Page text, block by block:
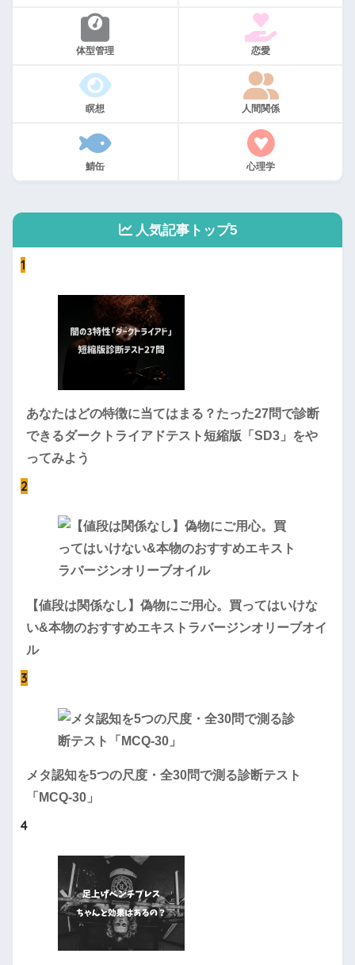
体型管理 恋愛
瞑想 人間関係
鯖缶 心理学
人気記事トップ5
1
あなたはどの特徴に当てはまる？たった27問で診断
できるダークトライアドテスト短縮版「SD3」をや
ってみよう
2
【値段は関係なし】偽物にご用心。買ってはいけな
い&本物のおすすめエキストラバージンオリーブオイ
ル
3
メタ認知を5つの尺度・全30問で測る診断テスト
「MCQ-30」
4